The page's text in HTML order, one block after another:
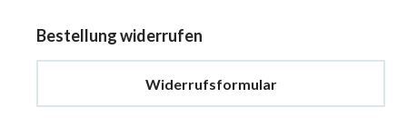
Bestellung widerrufen
Widerrufsformular